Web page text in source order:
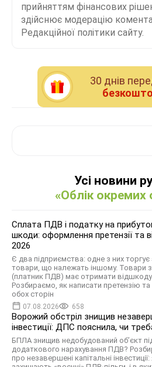
прийняттям фінансових
здійснює модерацію
Редакційної політики сайту.
30 днiв
Усі новини
«Облік окремих
Сплата ПДВ і податку на
шкоди: оформлення претензії та
2026
Є два підприємства: одне з них торгує
товари, що належать іншому. Товари
(платник ПДВ) має отримати
Розбираємо, як написати претензію та
обох сторін
07.08.2026 658
Ворожий обстріл знищив
інвестиції: ДПС пояснила, чи
БПЛА знищив недобудований об’єкт
додаткового нарахування ПДВ?
про незавершені капітальні